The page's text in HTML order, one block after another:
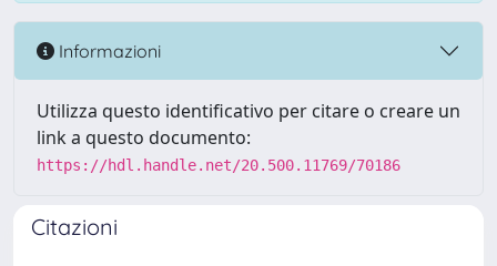
Informazioni
Utilizza questo identificativo per citare o creare un
link a questo documento:
https://hdl.handle.net/20.500.11769/70186
Citazioni